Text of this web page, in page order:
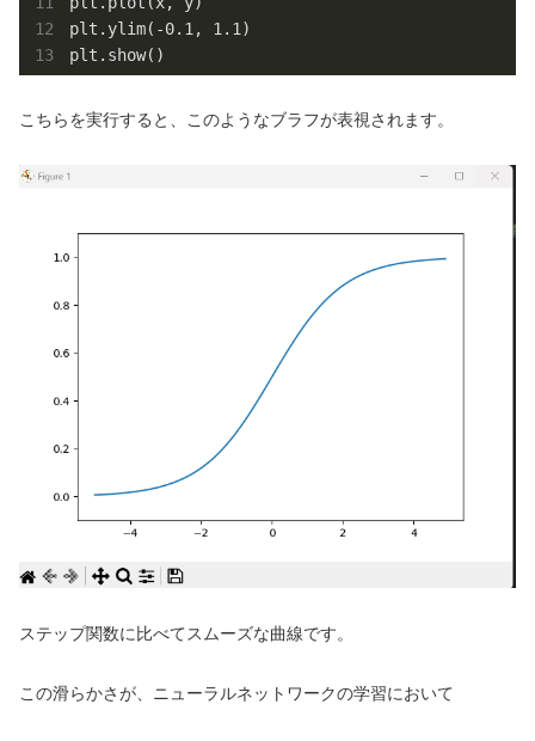
plt.ylim( -0.1, 1.1)
plt.show()
こちらを実行すると、このようなブラフが表視されます。
ステップ関数に比べてスムーズな曲線です。
この滑らかさが、ニューラルネットワークの学習において